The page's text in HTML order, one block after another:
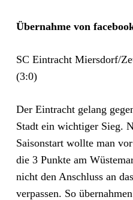
Übernahme von
SC Eintracht Miersdorf/
(3:0)
Der Eintracht gelang
Stadt ein wichtiger Sieg.
Saisonstart wollte man
die 3 Punkte am
nicht den Anschluss an
verpassen. So